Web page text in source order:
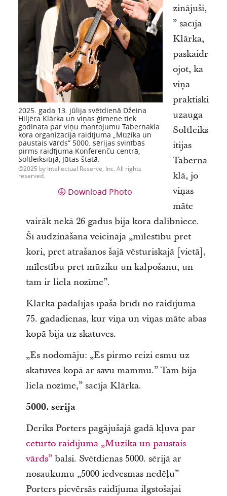
2025. gada 13. jūlija svētdienā Džeina
Hiljēra Klārka un viņas ģimene tiek
godināta par viņu mantojumu Tabernakla
kora organizācijā raidījuma „Mūzika un
paustais vārds” 5000. sērijas svinībās
pirms raidījuma Konferenču centrā,
Soltleiksitijā, Jūtas štatā.
2025 by Intellectual Reserve, Inc. All rights
reserved.
Download Photo
zinājuši,
” sacīja
Klārka,
paskaidr
ojot, ka
viņa
praktiski
uzauga
Soltleiks
itijas
Taberna
klā, jo
viņas
māte
vairāk nekā 26 gadus bija kora dalībniece.
Šī audzināšana veicināja „mīlestību pret
kori, pret atrašanos šajā vēsturiskajā [vietā],
mīlestību pret mūziku un kalpošanu, un
tam ir liela nozīme”.
Klārka padalījās īpašā brīdī no raidījuma
75. gadadienas, kur viņa un viņas māte abas
kopā bija uz skatuves.
„Es nodomāju: „Es pirmo reizi esmu uz
skatuves kopā ar savu mammu.” Tam bija
liela nozīme,” sacīja Klārka.
5000. sērija
Deriks Porters pagājušajā gadā kļuva par
ceturto raidījuma „Mūzika un paustais
vārds”balsi. Svētdienas 5000. sērijā ar
nosaukumu „5000 iedvesmas nedēļu”
Porters pievērsās raidījuma ilgstošajai